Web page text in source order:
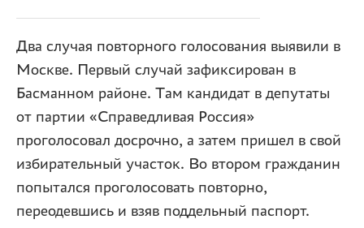
Два случая повторного голосования выявили в
Москве. Первый случай зафиксирован в
Басманном районе. Там кандидат в депутаты
от партии «Справедливая Россия»
проголосовал досрочно, а затем пришел в свой
избирательный участок. Во втором гражданин
попытался проголосовать повторно,
переодевшись и взяв поддельный паспорт.